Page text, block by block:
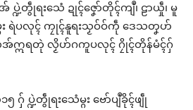
ရးသေံ ဍုၚ်ဇၞော်တိုၚ်ကျဳ၊ ဠာယှဵု၊ မူ
ဂး ရဲပလုၚ် ကၠုၚ်နူရးသၟဝ်ဝ်ကဵု ဒေသတၞဟ်
ဣရတုဲ လၟိဟ်ဂကူပလုၚ် ဂၠိုၚ်တိုန်မံၚ်ဂှ်
၅ ဂှ် ပ္ဍဲတွဵုရးသေံမ္ဂး ဗော်ပျဳခိုၚ်ဖျဵု